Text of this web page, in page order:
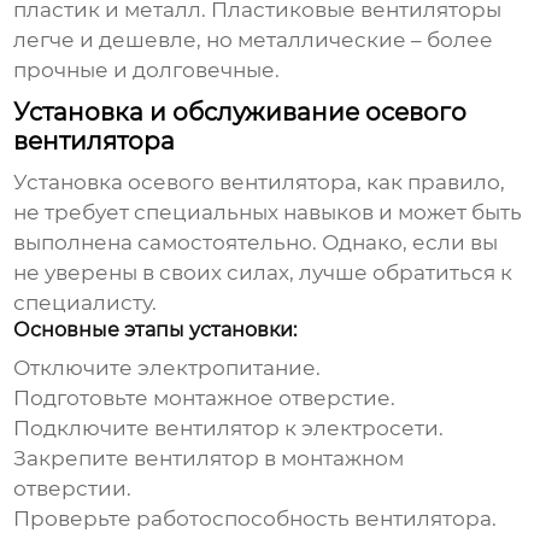
пластик и металл. Пластиковые вентиляторы
легче и дешевле, но металлические – более
прочные и долговечные.
Установка и обслуживание осевого
вентилятора
Установка осевого вентилятора, как правило,
не требует специальных навыков и может быть
выполнена самостоятельно. Однако, если вы
не уверены в своих силах, лучше обратиться к
специалисту.
Основные этапы установки:
Отключите электропитание.
Подготовьте монтажное отверстие.
Подключите вентилятор к электросети.
Закрепите вентилятор в монтажном
отверстии.
Проверьте работоспособность вентилятора.